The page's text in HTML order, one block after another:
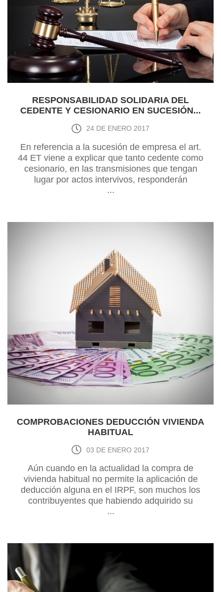
RESPONSABILIDAD SOLIDARIA DEL
CEDENTE Y CESIONARIO EN SUCESIÓN...
24 DE ENERO 2017
En referencia a la sucesión de empresa el art.
44 ET viene a explicar que tanto cedente como
cesionario, en las transmisiones que tengan
lugar por actos intervivos, responderán
solidariamente durante tres años de los
satisfechas,Pu...
...
COMPROBACIONES DEDUCCIÓN VIVIENDA
HABITUAL
03 DE ENERO 2017
Aún cuando en la actualidad la compra de
vivienda habitual no permite la aplicación de
deducción alguna en el IRPF, son muchos los
contribuyentes que habiendo adquirido su
vivienda antes del 1 de enero de 2013 siguen
...